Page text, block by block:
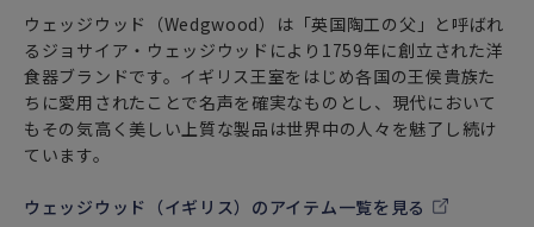
ウェッジウッド（Wedgwood）は「英国陶工の父」と呼ばれ
るジョサイア・ウェッジウッドにより1759年に創立された洋
食器ブランドです。イギリス王室をはじめ各国の王侯貴族た
ちに愛用されたことで名声を確実なものとし、現代において
もその気高く美しい上質な製品は世界中の人々を魅了し続け
ています。
ウェッジウッド（イギリス）のアイテム一覧を見る